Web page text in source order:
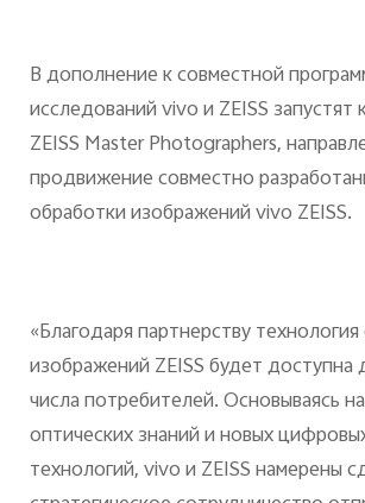
В дополнение к совместной
исследований vivo и ZEISS
ZEISS Master Photographers,
продвижение совместно
обработки изображений vivo ZEISS.
«Благодаря партнерству
изображений ZEISS будет доступна
числа потребителей. Основываясь
оптических знаний и новых
технологий, vivo и ZEISS намерены